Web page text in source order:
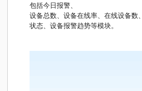
包括今日报警、
设备总数、设备在线率、在线设备数
状态、设备报警趋势等模块。